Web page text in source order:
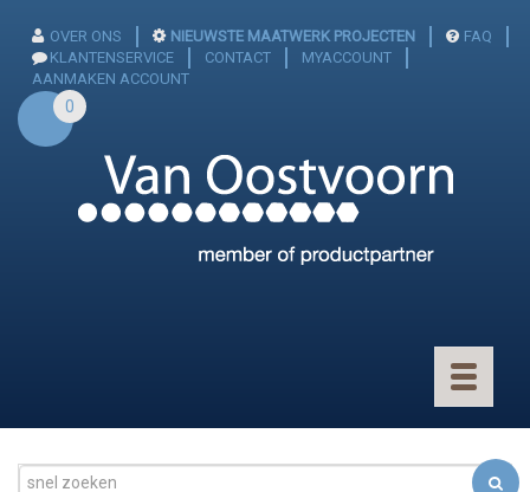
OVER ONS NIEUWSTE MAATWERK PROJECTEN
FAQ
KLANTENSERVICE
CONTACT
MYACCOUNT
AANMAKEN ACCOUNT
0
Toggle